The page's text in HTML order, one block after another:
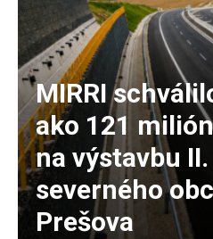
MIRRI
ako 121
na výstavbu
severného
Prešova